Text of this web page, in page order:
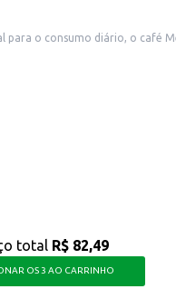
o consumo diário, o café
ou para oferecer aos
total R$ 82,49
OS 3 AO CARRINHO